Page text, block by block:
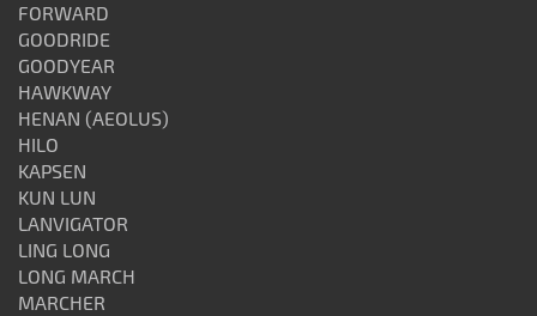
FORWARD
GOODRIDE
GOODYEAR
HAWKWAY
HENAN (AEOLUS)
HILO
KAPSEN
KUN LUN
LANVIGATOR
LING LONG
LONG MARCH
MARCHER